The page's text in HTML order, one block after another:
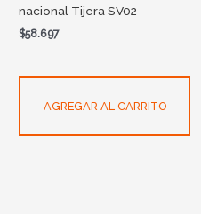
nacional Tijera SV02
$58.697
AGREGAR AL CARRITO